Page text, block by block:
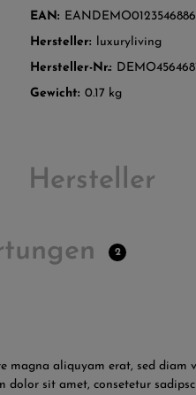
EAN:
Hersteller:
luxuryliving
Hersteller-Nr.:
Gewicht:0.17 kg
Hersteller
2
aliquyam erat, sed diam
sit amet, consetetur